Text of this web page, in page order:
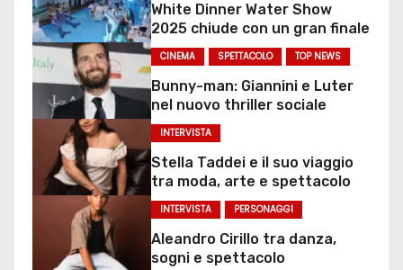
White Dinner Water Show
2025 chiude con un gran finale
CINEMA SPETTACOLO TOP NEWS
Bunny-man: Giannini e Luter
nel nuovo thriller sociale
INTERVISTA
Stella Taddei e il suo viaggio
tra moda, arte e spettacolo
INTERVISTA PERSONAGGI
Aleandro Cirillo tra danza,
sogni e spettacolo